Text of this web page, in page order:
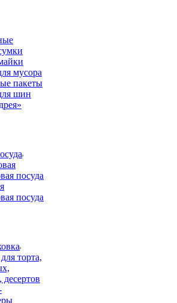
мусора
пакеты
шин
посуда
посуда
торта,